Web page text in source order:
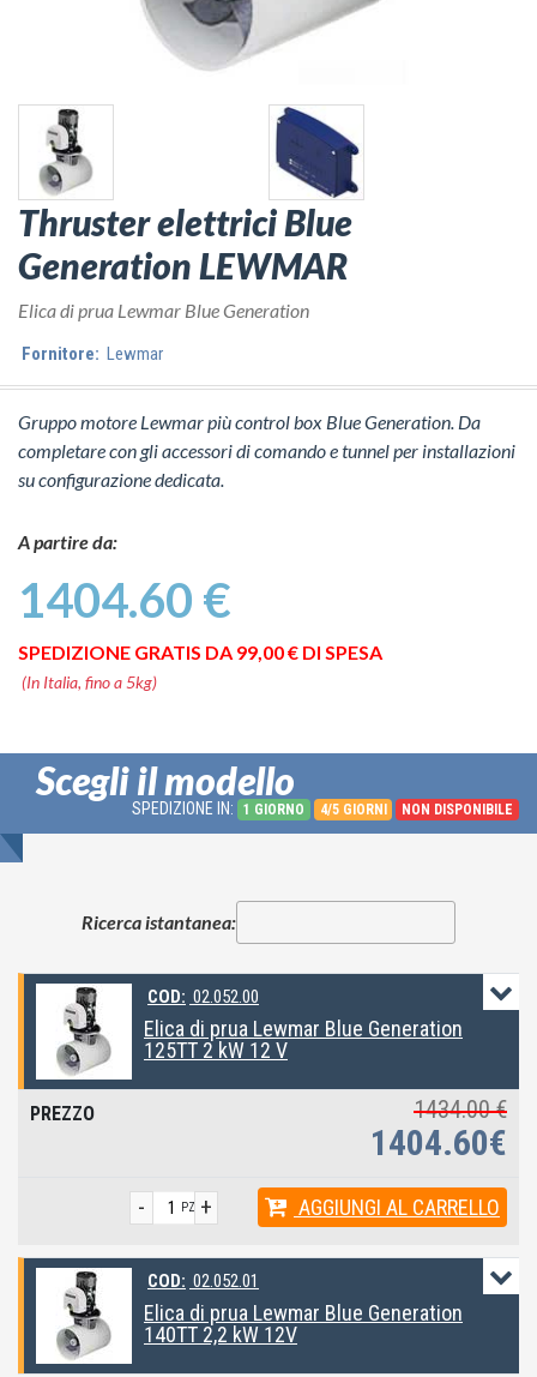
Thruster elettrici Blue
Generation LEWMAR
Elica di prua Lewmar Blue Generation
Fornitore: Lewmar
Gruppo motore Lewmar più control box Blue Generation. Da
completare con gli accessori di comando e tunnel per installazioni
su configurazione dedicata.
A partire da:
1404.60 €
SPEDIZIONE GRATIS DA 99,00 € DI SPESA
(In Italia, fino a 5kg)
Scegli il modello
SPEDIZIONE IN: 1 GIORNO 4/5 GIORNI NON DISPONIBILE
Ricerca istantanea:
COD: 02.052.00
Elica di prua Lewmar Blue Generation
125TT 2 kW 12 V
1434.00 €
1404.60€
+
- PZ AGGIUNGI AL CARRELLO
COD: 02.052.01
Elica di prua Lewmar Blue Generation
140TT 2,2 kW 12V